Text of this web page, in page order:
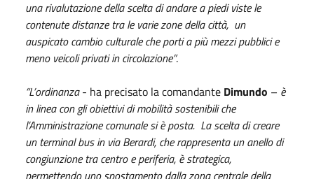
una rivalutazione della scelta di andare a piedi viste le
contenute distanze tra le varie zone della città, un
auspicato cambio culturale che porti a più mezzi pubblici e
meno veicoli privati in circolazione”.
“L’ordinanza- ha precisato la comandante Dimundo – è
in linea con gli obiettivi di mobilità sostenibili che
l’Amministrazione comunale si è posta. La scelta di creare
un terminal bus in via Berardi, che rappresenta un anello di
congiunzione tra centro e periferia, è strategica,
permettendo uno spostamento dalla zona centrale della